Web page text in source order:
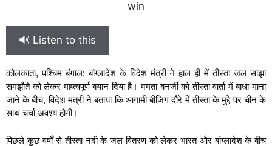
🔊 Listen to this
कोलकाता, पश्चिम बंगाल: बांग्लादेश के विदेश मंत्री ने हाल ही में तीस्ता जल साझा
समझौते को लेकर महत्वपूर्ण बयान दिया है। ममता बनर्जी को तीस्ता वार्ता में बाधा माना
जाने के बीच, विदेश मंत्री ने बताया कि आगामी बीजिंग दौरे में तीस्ता के मुद्दे पर चीन के
साथ चर्चा अवश्य होगी।
पिछले कुछ वर्षों से तीस्ता नदी के जल वितरण को लेकर भारत और बांग्लादेश के बीच